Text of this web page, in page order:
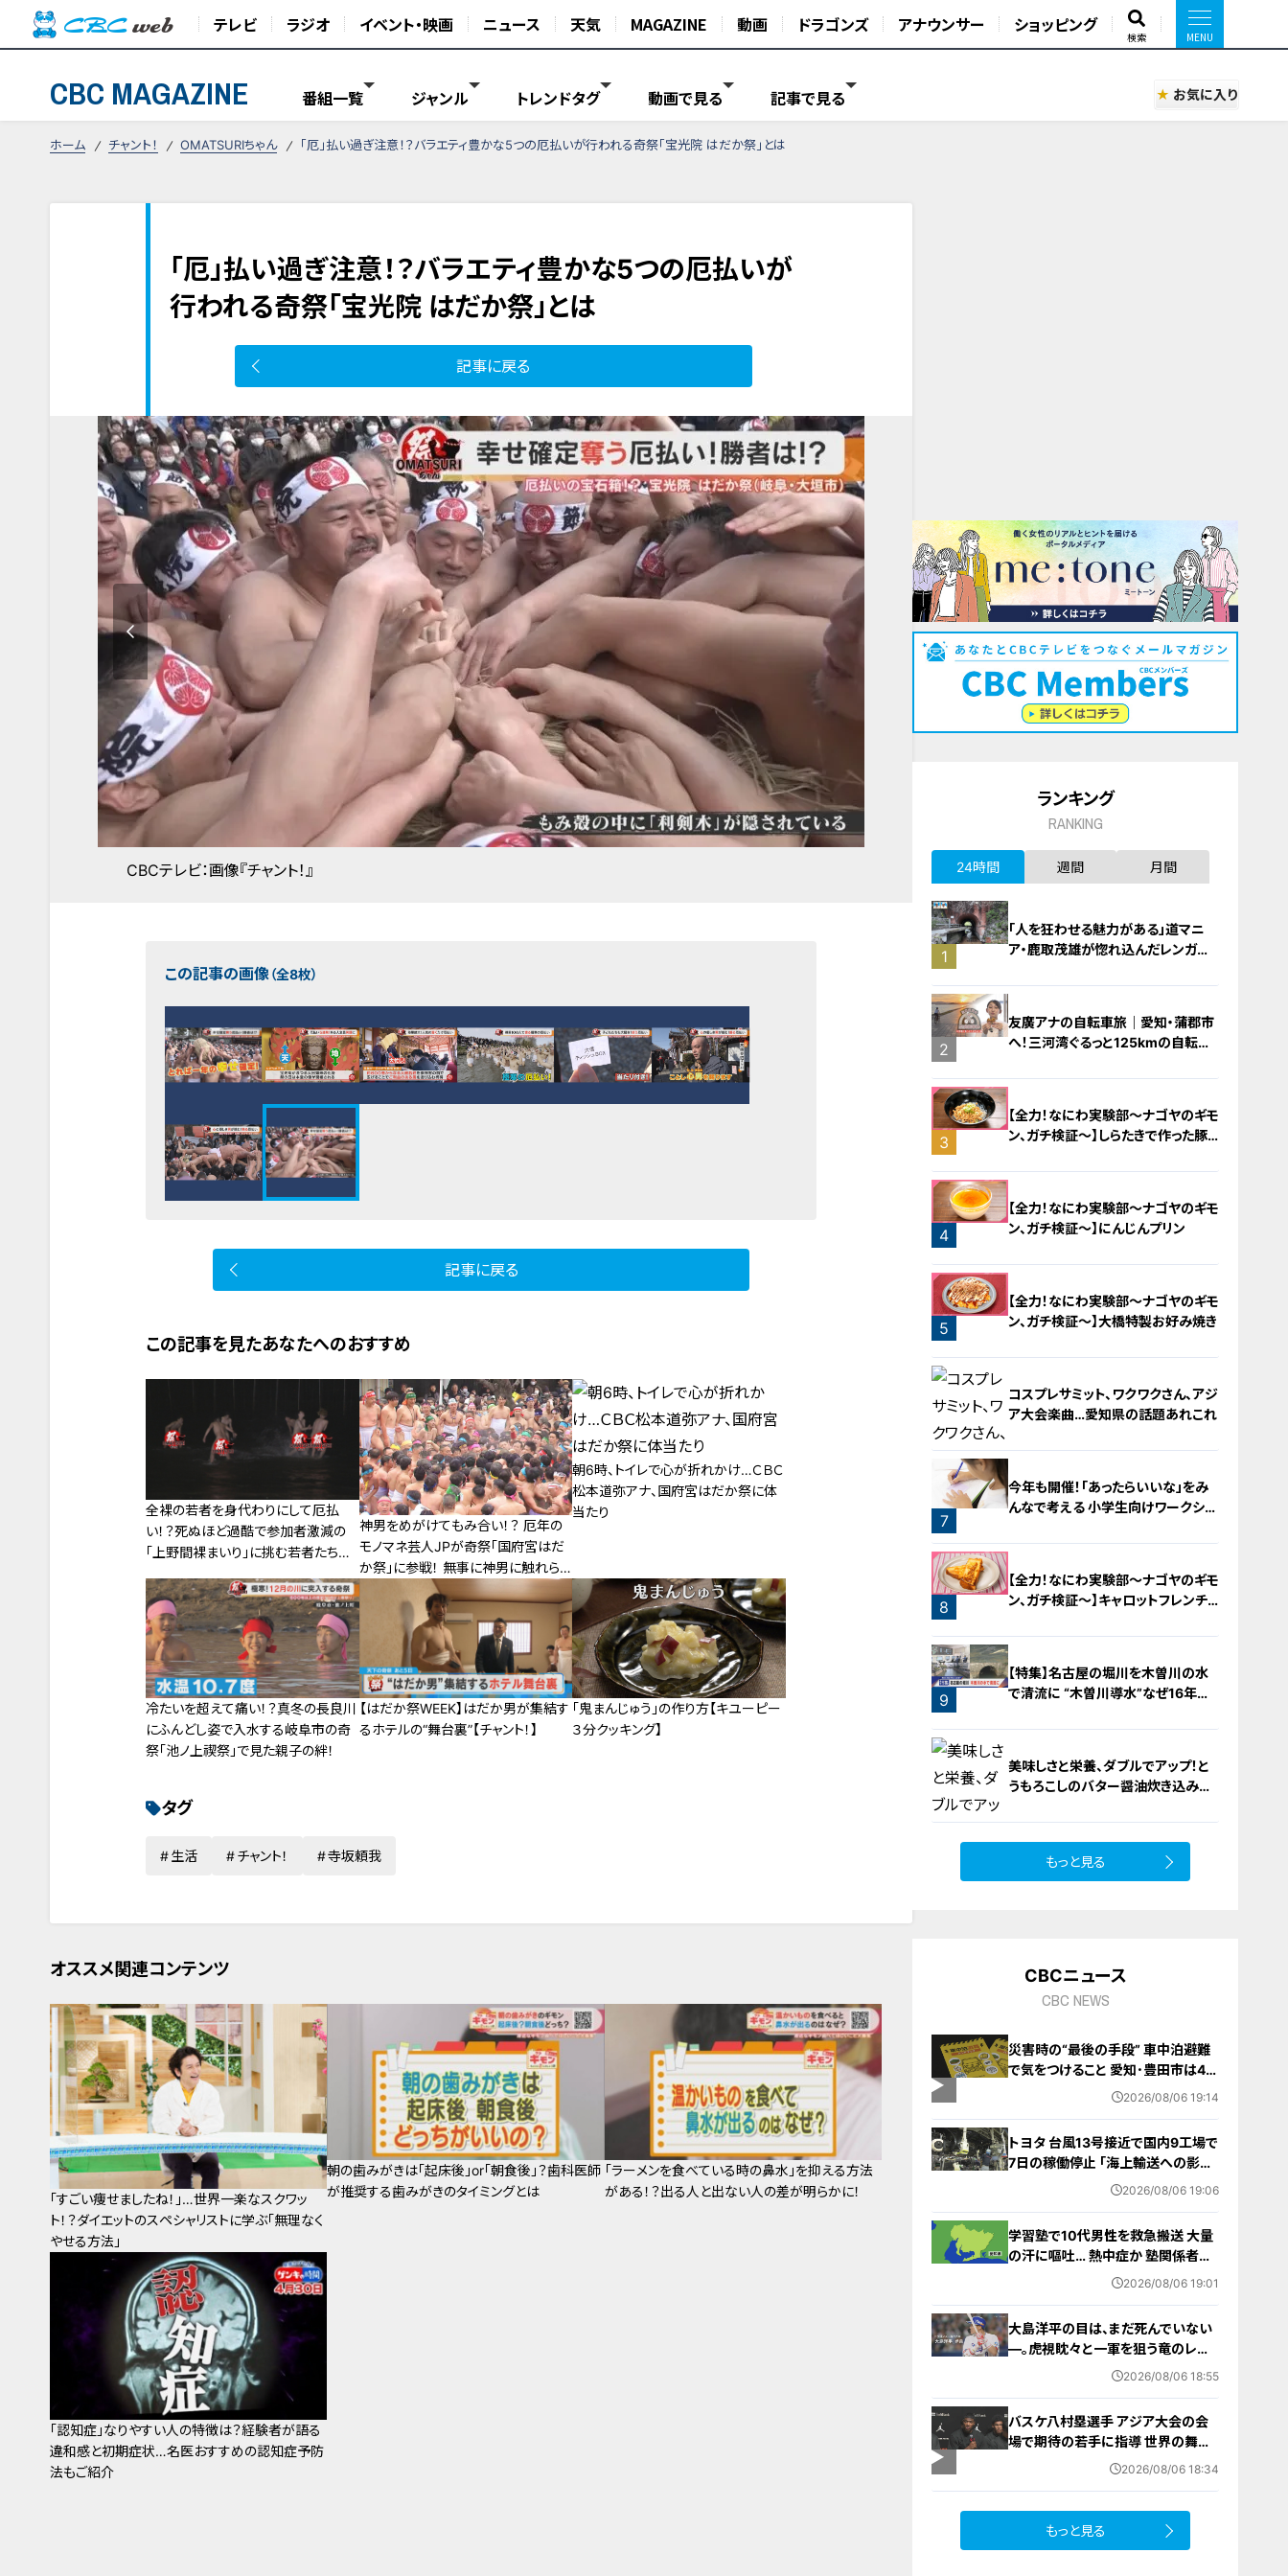
テレビ ラジオ イベント・映画 ニュース 天気 MAGAZINE 動画 ドラゴンズ アナウンサー ショッピング
検索
CBC MAGAZINE 番組一覧 ジャンル トレンドタグ 動画で見る 記事で見る お気に入り
ホーム チャント！ OMATSURIちゃん 「厄」払い過ぎ注意！？バラエティ豊かな5つの厄払いが行われる奇祭「宝光院 はだか祭」とは
「厄」払い過ぎ注意！？バラエティ豊かな5つの厄払いが
行われる奇祭「宝光院 はだか祭」とは
記事に戻る
CBCテレビ：画像『チャント！』
この記事の画像（全8枚）
記事に戻る
この記事を見たあなたへのおすすめ
全裸の若者を身代わりにして厄払
い！？死ぬほど過酷で参加者激減の
「上野間裸まいり」に挑む若者たちに
神男をめがけてもみ合い！？ 厄年の
モノマネ芸人JPが奇祭「国府宮はだ
か祭」に参戦！ 無事に神男に触れら
れたのか？
朝6時、トイレで心が折れかけ…ＣＢＣ
松本道弥アナ、国府宮はだか祭に体
当たり
冷たいを超えて痛い！？真冬の長良川
にふんどし姿で入水する岐阜市の奇
祭「池ノ上禊祭」で見た親子の絆！
【はだか祭WEEK】はだか男が集結す
るホテルの“舞台裏”【チャント！】
「鬼まんじゅう」の作り方【キユーピー
３分クッキング】
タグ
生活 チャント！ 寺坂頼我
オススメ関連コンテンツ
「すごい痩せましたね！」…世界一楽なスクワッ
ト！？ダイエットのスペシャリストに学ぶ「無理なく
やせる方法」
朝の歯みがきは「起床後」or「朝食後」？歯科医師
が推奨する歯みがきのタイミングとは
「ラーメンを食べている時の鼻水」を抑える方法
がある！？出る人と出ない人の差が明らかに！
「認知症」なりやすい人の特徴は？経験者が語る
違和感と初期症状…名医おすすめの認知症予防
法もご紹介
ランキング
RANKING
24時間 週間 月間
1
「人を狂わせる魅力がある」道マニ
ア・鹿取茂雄が惚れ込んだレンガの
2
友廣アナの自転車旅｜愛知・蒲郡市
へ！三河湾ぐるっと125kmの自転車
3
【全力！なにわ実験部～ナゴヤのギモ
ン、ガチ検証～】しらたきで作った豚
4
【全力！なにわ実験部～ナゴヤのギモ
ン、ガチ検証～】にんじんプリン
5
【全力！なにわ実験部～ナゴヤのギモ
ン、ガチ検証～】大橋特製お好み焼き
6
コスプレサミット、ワクワクさん、アジ
ア大会楽曲…愛知県の話題あれこれ
7
今年も開催！「あったらいいな」をみ
んなで考える 小学生向けワークショ
8
【全力！なにわ実験部～ナゴヤのギモ
ン、ガチ検証～】キャロットフレンチ
9
【特集】名古屋の堀川を木曽川の水
で清流に “木曽川導水”なぜ16年ぶ
美味しさと栄養、ダブルでアップ！と
うもろこしのバター醤油炊き込みご
もっと見る
CBCニュース
CBC NEWS
災害時の“最後の手段” 車中泊避難
で気をつけること 愛知･豊田市は4年
前からマニュアル作成 最悪の場合2026/08/06 19:14
トヨタ 台風13号接近で国内9工場で
7日の稼働停止 ｢海上輸送への影響
を踏まえ判断｣ 夏季連休明けの17日
2026/08/06 19:06
学習塾で10代男性を救急搬送 大量
の汗に嘔吐… 熱中症か 塾関係者が
消防に通報 名古屋 2026/08/06 19:01
大島洋平の目は、まだ死んでいない
―。虎視眈々と一軍を狙う竜のレジ
ェンドが明かした現状とドラゴンズ
2026/08/06 18:55
バスケ八村塁選手 アジア大会の会
場で期待の若手に指導 世界の舞台
で戦うために… 愛知国際アリーナ
2026/08/06 18:34
もっと見る